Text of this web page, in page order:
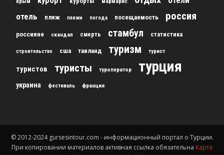
отель
пляж пляжи погода посещаемость россия
россияне скандал смерть стамбул статистика
строительство сша таиланд туризм турист
туристов туристы туроператор турция
украина фестиваль франция
© 2012-2024 gursesintour.com - информационный портал о Турции.
При копировании материалов активная ссылка обязательна Карта